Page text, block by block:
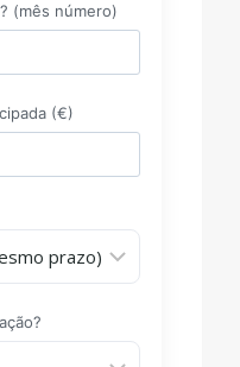
(mês número)
(€)